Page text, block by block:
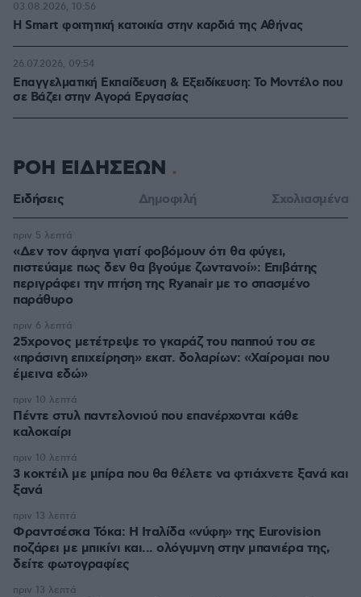
Η Smart φοιτητική κατοικία στην καρδιά της Αθήνας
03.08.2026, 10:56
Επαγγελματική Εκπαίδευση & Εξειδίκευση: Το Mοντέλο που
σε Bάζει στην Aγορά Eργασίας
26.07.2026, 09:54
ΡΟΗ ΕΙΔΗΣΕΩΝ
Ειδήσεις Δημοφιλή Σχολιασμένα
«Δεν τον άφηνα γιατί φοβόμουν ότι θα φύγει,
πιστεύαμε πως δεν θα βγούμε ζωντανοί»: Επιβάτης
περιγράφει την πτήση της Ryanair με το σπασμένο
παράθυρο
πριν 5 λεπτά
25χρονος μετέτρεψε το γκαράζ του παππού του σε
«πράσινη επιχείρηση» εκατ. δολαρίων: «Χαίρομαι που
έμεινα εδώ»
πριν 6 λεπτά
Πέντε στυλ παντελονιού που επανέρχονται κάθε
καλοκαίρι
πριν 10 λεπτά
3 κοκτέιλ με μπίρα που θα θέλετε να φτιάχνετε ξανά και
ξανά
πριν 10 λεπτά
Φραντσέσκα Τόκα: Η Ιταλίδα «νύφη» της Eurovision
ποζάρει με μπικίνι και... ολόγυμνη στην μπανιέρα της,
δείτε φωτογραφίες
πριν 13 λεπτά
πριν 13 λεπτά